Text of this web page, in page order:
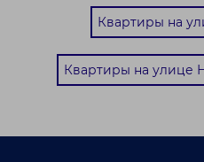
Квартиры на
Квартиры на улице